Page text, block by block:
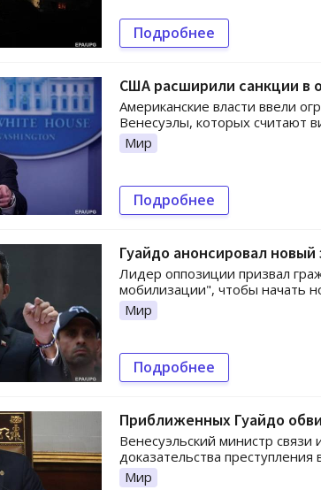
Подробнее
США расширили санкции в
Американские власти ввели
Венесуэлы, которых считают
Мир
Подробнее
Гуайдо анонсировал новый
Лидер оппозиции призвал
мобилизации", чтобы начать
Мир
Подробнее
Приближенных Гуайдо
Венесуэльский министр
доказательства
Мир